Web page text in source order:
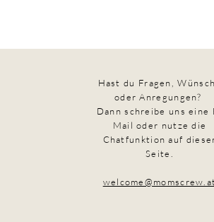
Hast du Fragen,
oder Anregungen?
Dann schreibe uns eine
Mail oder nutze die
Chatfunktion auf
Seite.
welcome@momscrew.at